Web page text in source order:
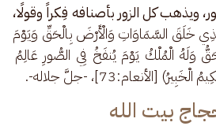
ويذهب كل الزور بأصنافه فِكراً وقولًا،
خَلَقَ السَّمَاوَاتِ وَالْأَرْضَ بِالْحَقِّ وَيَوْمَ
وَلَهُ الْمُلْكُ يَوْمَ يُنفَخُ فِي الصُّورِ عَالِمُ
[الأنعام:73]، -جلَّ جلاله-.
بيت الله